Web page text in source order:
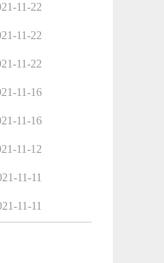
11-22
11-22
11-22
11-16
11-16
11-12
11-11
11-11